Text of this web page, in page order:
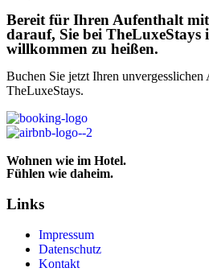
Bereit für Ihren Aufenthalt
darauf, Sie bei TheLuxeStays
willkommen zu heißen.
Buchen Sie jetzt Ihren unvergesslichen
TheLuxeStays.
Wohnen wie im Hotel.
Fühlen wie daheim.
Links
Impressum
Datenschutz
Kontakt